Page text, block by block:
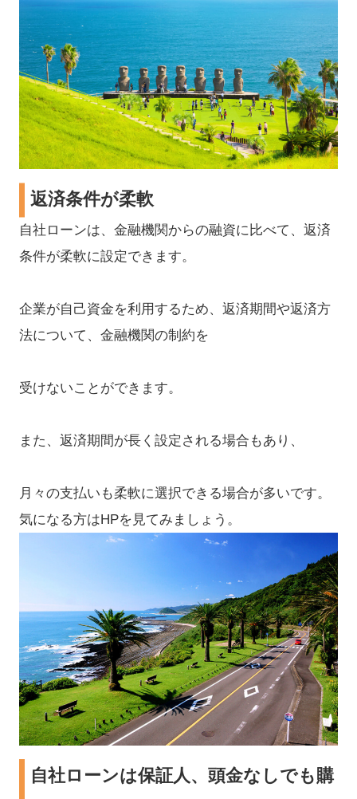
返済条件が柔軟
自社ローンは、金融機関からの融資に比べて、返済
条件が柔軟に設定できます。
企業が自己資金を利用するため、返済期間や返済方
法について、金融機関の制約を
受けないことができます。
また、返済期間が長く設定される場合もあり、
月々の支払いも柔軟に選択できる場合が多いです。
気になる方はHPを見てみましょう。
自社ローンは保証人、頭金なしでも購